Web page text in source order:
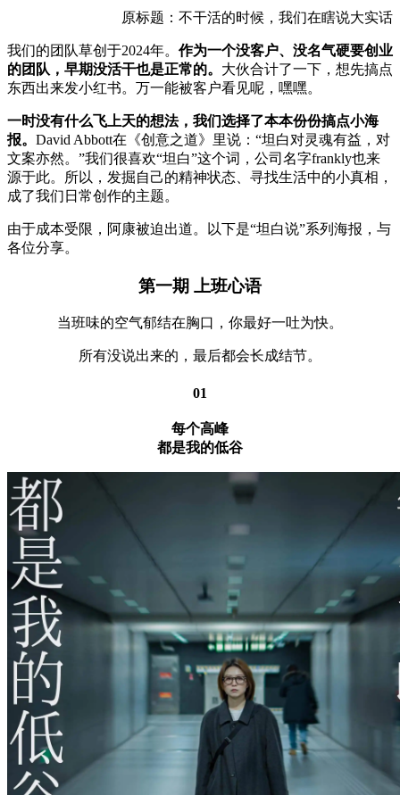
原标题：不干活的时候，我们在瞎说大实话
我们的团队草创于2024年。 作为一个没客户、没名气硬要创业
的团队，早期没活干也是正常的。 大伙合计了一下，想先搞点
东西出来发小红书。万一能被客户看见呢，嘿嘿。
一时没有什么飞上天的想法，我们选择了本本份份搞点小海
报。 David Abbott在《创意之道》里说：“坦白对灵魂有益，对
文案亦然。”我们很喜欢“坦白”这个词，公司名字frankly也来
源于此。所以，发掘自己的精神状态、寻找生活中的小真相，
成了我们日常创作的主题。
由于成本受限，阿康被迫出道。以下是“坦白说”系列海报，与
各位分享。
第一期 上班心语
当班味的空⽓郁结在胸⼝，你最好⼀吐为快。
所有没说出来的，最后都会⻓成结节。
01
每个高峰
都是我的低谷